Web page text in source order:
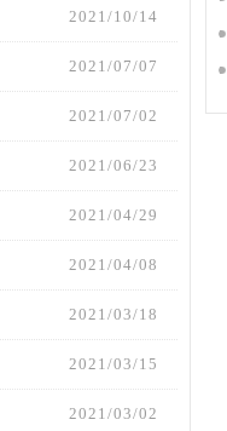
2021/10/14
2021/07/07
2021/07/02
2021/06/23
2021/04/29
2021/04/08
2021/03/18
2021/03/15
2021/03/02